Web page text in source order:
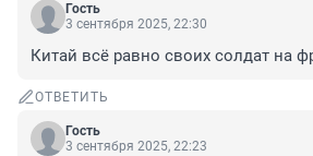
Гость
3 сентября 2025, 22:30
Китай всё равно своих солдат на
ОТВЕТИТЬ
Гость
3 сентября 2025, 22:23